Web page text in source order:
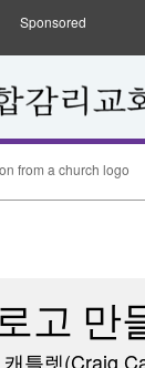
Sponsored
from a church logo
고 만
틀렛(Craig